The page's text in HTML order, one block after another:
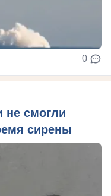
0
не смогли
сирены